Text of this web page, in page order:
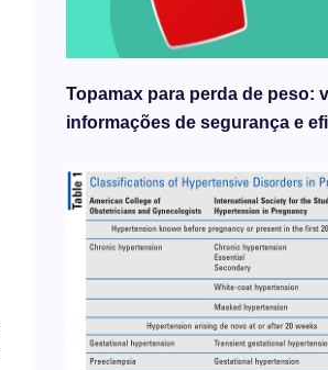
Topamax para perda de peso:
informações de segurança e